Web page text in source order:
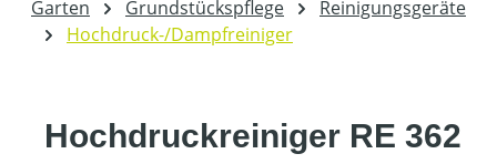
Garten Grundstückspflege
Reinigungsgeräte
Hochdruck-/Dampfreiniger
Hochdruckreiniger RE 362